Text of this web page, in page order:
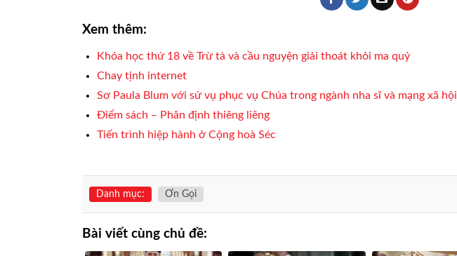
Xem thêm:
Khóa học thứ 18 về Trừ tà và cầu nguyện giải thoát khỏi ma quỷ
Chay tịnh internet
Sơ Paula Blum với sứ vụ phục vụ Chúa trong ngành nha sĩ và mạng xã hội
Điểm sách – Phân định thiêng liêng
Tiến trình hiệp hành ở Cộng hoà Séc
Danh mục: Ơn Gọi
Bài viết cùng chủ đề: